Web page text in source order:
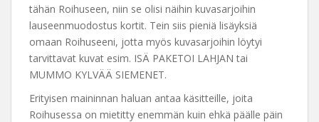
tähän Roihuseen, niin se olisi näihin kuvasarjoihin
lauseenmuodostus kortit. Tein siis pieniä lisäyksiä
omaan Roihuseeni, jotta myös kuvasarjoihin löytyi
tarvittavat kuvat esim. ISÄ PAKETOI LAHJAN tai
MUMMO KYLVÄÄ SIEMENET.
Erityisen maininnan haluan antaa käsitteille, joita
Roihusessa on mietitty enemmän kuin ehkä päälle päin